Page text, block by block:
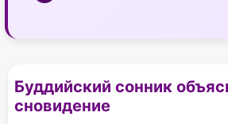
Буддийский сонник
сновидение